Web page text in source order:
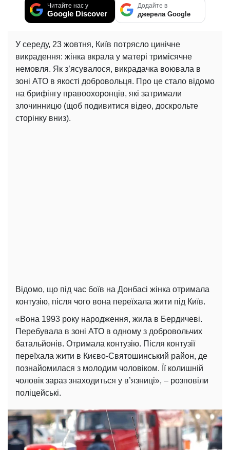
Читайте нас у
Google Discover
Додайте в
джерела Google
У середу, 23 жовтня, Київ потрясло цинічне
викрадення: жінка вкрала у матері тримісячне
немовля. Як з’ясувалося, викрадачка воювала в
зоні АТО в якості добровольця. Про це стало відомо
на брифінгу правоохоронців, які затримали
злочинницю (щоб подивитися відео, доскрольте
сторінку вниз).
Відомо, що під час боїв на Донбасі жінка отримала
контузію, після чого вона переїхала жити під Київ.
«Вона 1993 року народження, жила в Бердичеві.
Перебувала в зоні АТО в одному з добровольчих
батальйонів. Отримала контузію. Після контузії
переїхала жити в Києво-Святошинський район, де
познайомилася з молодим чоловіком. Її колишній
чоловік зараз знаходиться у в’язниці», – розповіли
поліцейські.